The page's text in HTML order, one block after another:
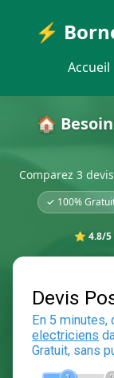
⚡
Accueil
🏠
Comparez 3
✓ 100%
⭐ 4.8/5
Devis